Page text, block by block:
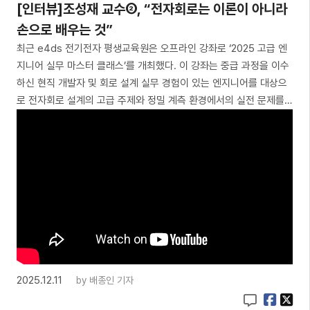
[인터뷰]조성재 교수②, “전자회로는 이론이 아니라
손으로 배우는 것”
최근 e4ds 전기전자 평생교육원은 오프라인 강좌로 ‘2025 고급 엔
지니어 실무 마스터 클래스’를 개최했다. 이 강좌는 중급 과정을 이수
하신 현직 개발자 및 회로 설계 실무 경험이 있는 엔지니어를 대상으
로 전자회로 설계의 고급 주제와 정밀 계측 환경에서의 실전 문제를…
2025.12.11 by 배종인 기자